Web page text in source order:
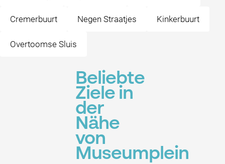
Cremerbuurt Negen Straatjes Kinkerbuurt
Overtoomse Sluis
Beliebte
Ziele in
der
Nähe
von
Museumplein